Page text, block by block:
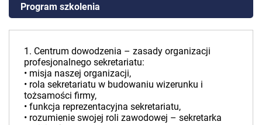
Program szkolenia
1. Centrum dowodzenia – zasady organizacji
profesjonalnego sekretariatu:
• misja naszej organizacji,
• rola sekretariatu w budowaniu wizerunku i
tożsamości firmy,
• funkcja reprezentacyjna sekretariatu,
• rozumienie swojej roli zawodowej – sekretarka